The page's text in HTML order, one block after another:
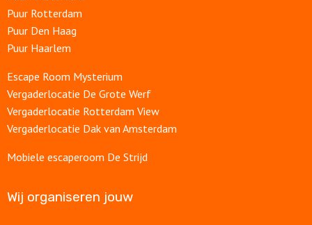
Puur Rotterdam
Puur Den Haag
Puur Haarlem
Escape Room Mysterium
Vergaderlocatie De Grote Werf
Vergaderlocatie Rotterdam View
Vergaderlocatie Dak van Amsterdam
Mobiele escaperoom De Strijd
Wij organiseren jouw